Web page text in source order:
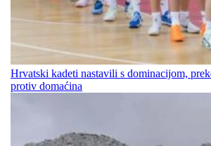
Hrvatski kadeti nastavili s dominacijom,
protiv domaćina